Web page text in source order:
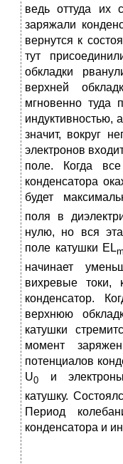
ведь оттуда их
заряжали
вернутся к
тут
обкладки
верхней
мгновенно туда
индуктивностью,
значит, вокруг
электронов
поле. Когда
конденсатора
будет
поля в
нулю, но вся
поле катушки ELm
начинает
вихревые токи,
конденсатор.
верхнюю
катушки
момент
потенциалов
U0 и
катушку.
Период
конденсатора и